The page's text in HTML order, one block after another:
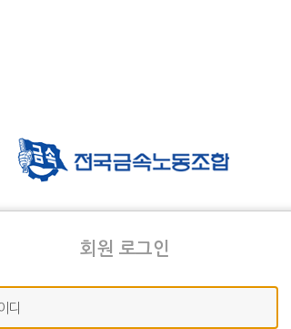
회원 로그인
디